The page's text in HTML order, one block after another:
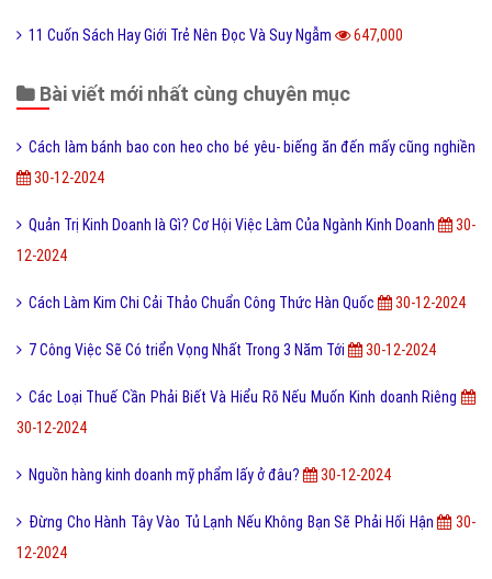
11 Cuốn Sách Hay Giới Trẻ Nên Đọc Và Suy Ngẫm 647,000
Bài viết mới nhất cùng chuyên mục
Cách làm bánh bao con heo cho bé yêu- biếng ăn đến mấy cũng nghiền
30-12-2024
Quản Trị Kinh Doanh là Gì? Cơ Hội Việc Làm Của Ngành Kinh Doanh
30-
12-2024
Cách Làm Kim Chi Cải Thảo Chuẩn Công Thức Hàn Quốc 30-12-2024
7 Công Việc Sẽ Có triển Vọng Nhất Trong 3 Năm Tới 30-12-2024
Các Loại Thuế Cần Phải Biết Và Hiểu Rõ Nếu Muốn Kinh doanh Riêng
30-12-2024
Nguồn hàng kinh doanh mỹ phẩm lấy ở đâu? 30-12-2024
Đừng Cho Hành Tây Vào Tủ Lạnh Nếu Không Bạn Sẽ Phải Hối Hận
30-
12-2024